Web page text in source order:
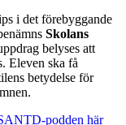
i det förebyggande
Skolans
belyses att
Eleven ska få
betydelse för
podden här